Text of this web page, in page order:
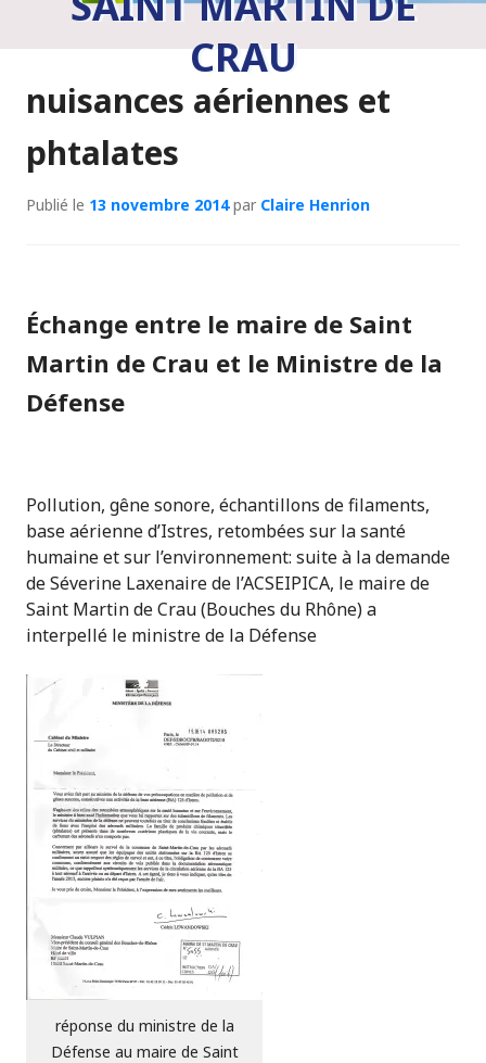
CRAU
nuisances aériennes et
phtalates
Publié le 13 novembre 2014par Claire Henrion
Échange entre le maire de Saint
Martin de Crau et le Ministre de la
Défense
Pollution, gêne sonore, échantillons de filaments,
base aérienne d’Istres, retombées sur la santé
humaine et sur l’environnement: suite à la demande
de Séverine Laxenaire de l’ACSEIPICA, le maire de
Saint Martin de Crau (Bouches du Rhône) a
interpellé le ministre de la Défense
réponse du ministre de la
Défense au maire de Saint